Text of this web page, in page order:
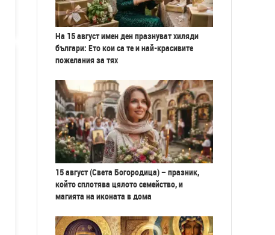
На 15 август имен ден празнуват хиляди
българи: Ето кои са те и най-красивите
пожелания за тях
15 август (Света Богородица) – празник,
който сплотява цялото семейство, и
магията на иконата в дома